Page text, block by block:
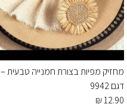
מחזיק מפיות בצורת חמנייה טבעית –
דגם 9942
12.90 ₪